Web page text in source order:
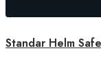
Standar Helm